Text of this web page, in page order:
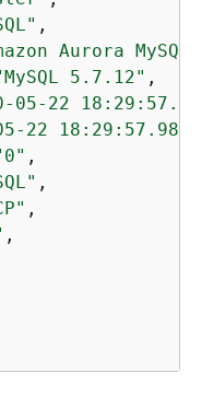
,
Aurora MySQL"
5.7.12" ,
05-22
22
,
,
,
,